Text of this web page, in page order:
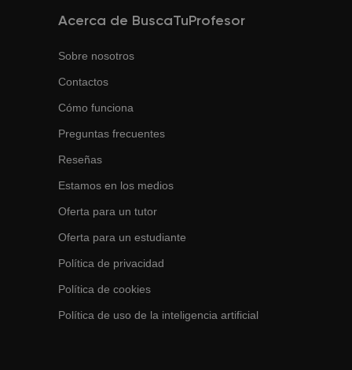
Acerca de BuscaTuProfesor
Sobre nosotros
Contactos
Cómo funciona
Preguntas frecuentes
Reseñas
Estamos en los medios
Oferta para un tutor
Oferta para un estudiante
Política de privacidad
Política de cookies
Política de uso de la inteligencia artificial